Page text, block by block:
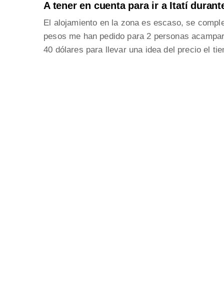
A tener en cuenta para ir a Itatí
El alojamiento en la zona es escaso, se
pesos me han pedido para 2 personas
40 dólares para llevar una idea del precio el